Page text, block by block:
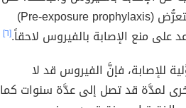
اتباع أساليب الوقاية قبل التعرُّض (Pre-exposure prophylaxis)
[٦]
للإصابة، فإنَّ الفيروس قد لا
لمدَّة قد تصل إلى عدَّة سنوات كما